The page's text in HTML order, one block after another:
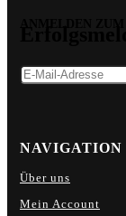
NAVIGATION
Über uns
Mein Account